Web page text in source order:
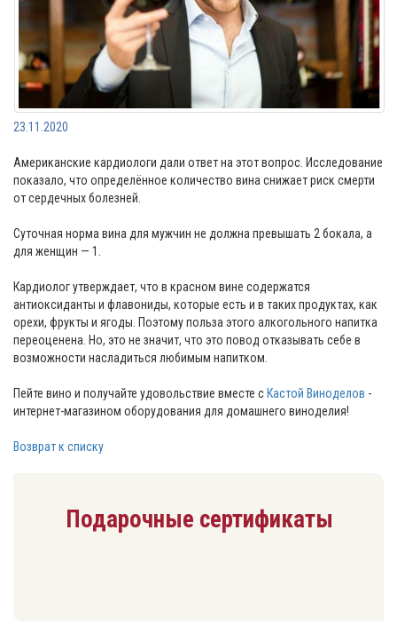
23.11.2020
Американские кардиологи дали ответ на этот вопрос. Исследование
показало, что определённое количество вина снижает риск смерти
от сердечных болезней.
Суточная норма вина для мужчин не должна превышать 2 бокала, а
для женщин — 1.
Кардиолог утверждает, что в красном вине содержатся
антиоксиданты и флавониды, которые есть и в таких продуктах, как
орехи, фрукты и ягоды. Поэтому польза этого алкогольного напитка
переоценена. Но, это не значит, что это повод отказывать себе в
возможности насладиться любимым напитком.
Пейте вино и получайте удовольствие вместе с Кастой Виноделов -
интернет-магазином оборудования для домашнего виноделия!
Возврат к списку
Подарочные сертификаты